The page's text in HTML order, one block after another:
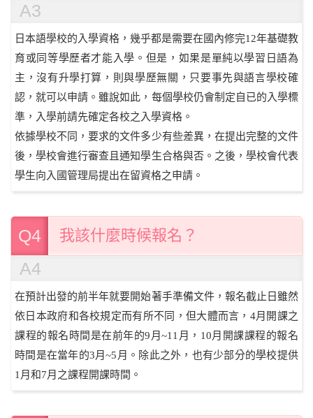
A3
日本語學校的入學資格，幾乎都是需要在國內修完12年基礎教
育或同等學歷者才能入學。但是，如果是單純以學習日語為
主，沒有升學打算，則與學歷無關，只要事先與語言學校確
認，就可以申請。雖說如此，每個學校仍會制定自已的入學標
準，入學前請先確定各校之入學資格。
依據學校不同，要求的文件多少有些差異，在提出完整的文件
後，學校會進行審查且通知學生合格與否。之後，學校會代表
學生向入國管理局提出在留資格之申請。
Q4 我該什麼時候報名？
A4
在預計出發的前半年就要開始著手準備文件，報名截止日雖然
依日本政府和各校規定而有所不同，但大體而言，4月開課之
課程的報名時間是在前年的9月~11月，10月開課課程的報名
時間是在當年的3月~5月。除此之外，也有少部分的學校提供
1月和7月之課程開課時間。